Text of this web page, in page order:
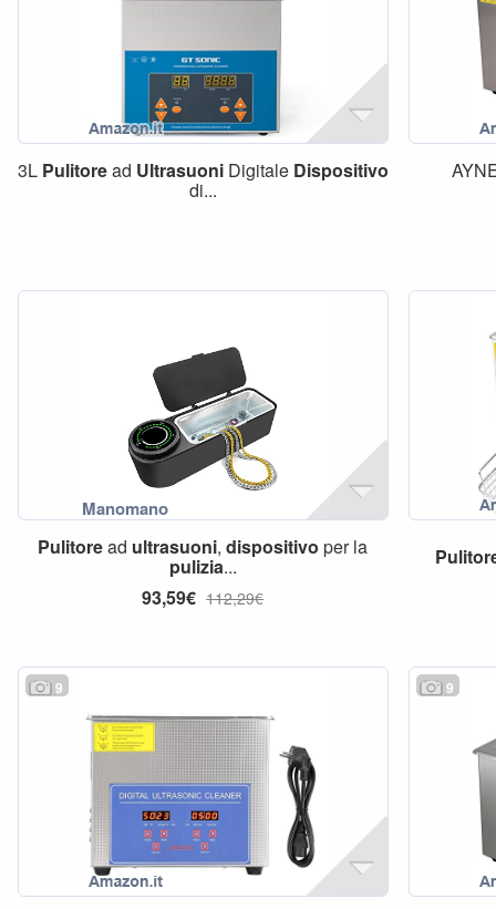
3L Pulitoread UltrasuoniDigitale Dispositivo
di...
Pulitoread ultrasuoni,dispositivo per la
pulizia...
93,59€ 112,29€
9 9